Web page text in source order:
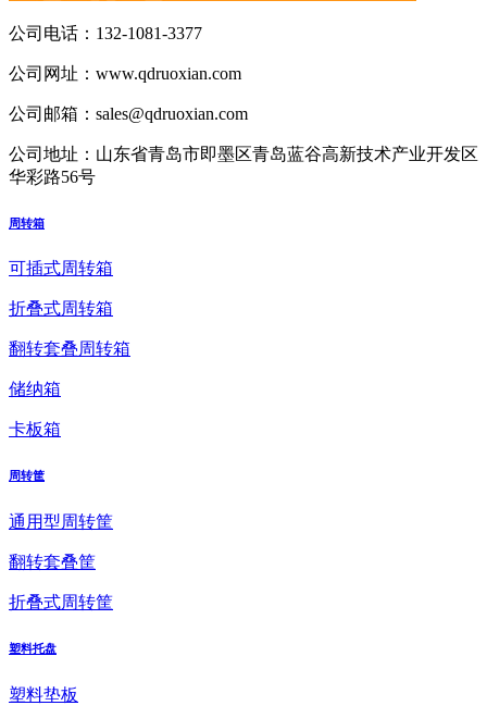
公司电话： 132-1081-3377
公司网址： www.qdruoxian.com
公司邮箱： sales@qdruoxian.com
公司地址： 山东省青岛市即墨区青岛蓝谷高新技术产业开发区
华彩路56号
周转箱
可插式周转箱
折叠式周转箱
翻转套叠周转箱
储纳箱
卡板箱
周转筐
通用型周转筐
翻转套叠筐
折叠式周转筐
塑料托盘
塑料垫板